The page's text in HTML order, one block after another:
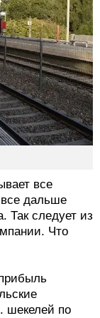
все
дальше
Так следует из
Что
шекелей по